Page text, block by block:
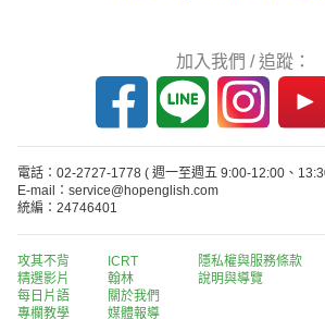
加入我們 / 追蹤：
電話：02-2727-1778 ( 週一至週五 9:00-12:00、
E-mail：service@hopenglish.com
統編：24746401
攻其不背
精選影片
每日片語
專欄教學
ICRT
翰林
關於我們
媒體報導
隱私權與服務條款
說明與導覽